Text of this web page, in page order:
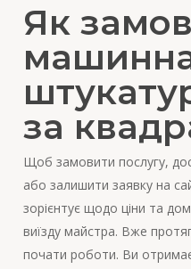
Як
за
Щоб замовити послугу,
або залишити заявку на
зорієнтує щодо ціни та
виїзду майстра. Вже
почати роботи. Ви